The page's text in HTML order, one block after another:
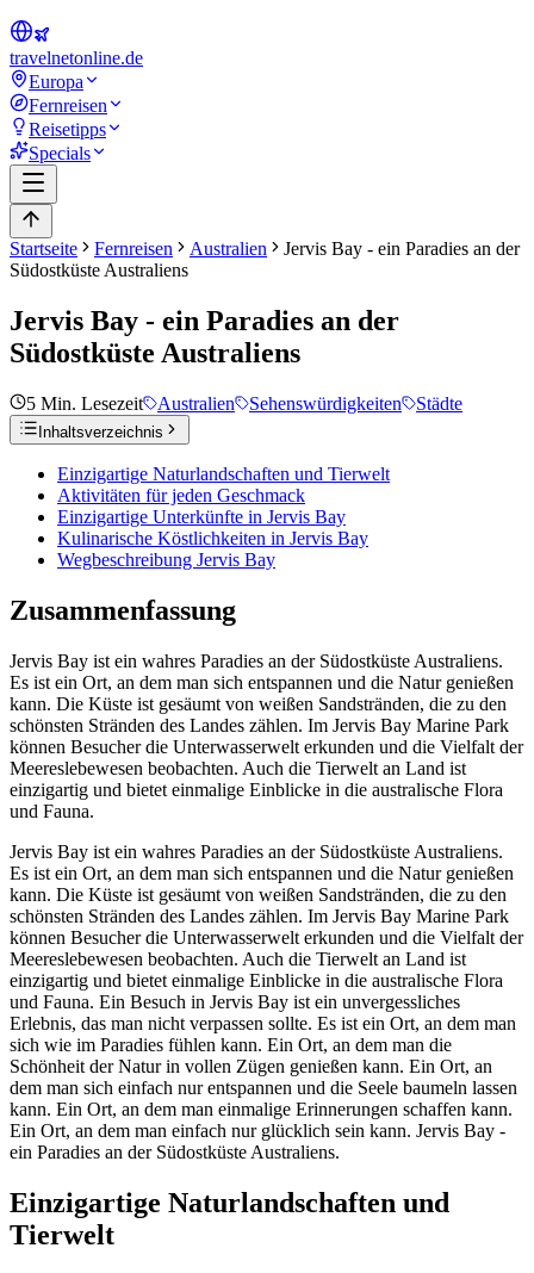
travelnetonline.de
Europa
Fernreisen
Reisetipps
Specials
Startseite Fernreisen Australien
Jervis Bay - ein Paradies an der
Südostküste Australiens
Jervis Bay - ein Paradies an der
Südostküste Australiens
5 Min. Lesezeit Australien Sehenswürdigkeiten Städte
Inhaltsverzeichnis
Einzigartige Naturlandschaften und Tierwelt
Aktivitäten für jeden Geschmack
Einzigartige Unterkünfte in Jervis Bay
Kulinarische Köstlichkeiten in Jervis Bay
Wegbeschreibung Jervis Bay
Zusammenfassung
Jervis Bay ist ein wahres Paradies an der Südostküste Australiens.
Es ist ein Ort, an dem man sich entspannen und die Natur genießen
kann. Die Küste ist gesäumt von weißen Sandstränden, die zu den
schönsten Stränden des Landes zählen. Im Jervis Bay Marine Park
können Besucher die Unterwasserwelt erkunden und die Vielfalt der
Meereslebewesen beobachten. Auch die Tierwelt an Land ist
einzigartig und bietet einmalige Einblicke in die australische Flora
und Fauna.
Jervis Bay ist ein wahres Paradies an der Südostküste Australiens.
Es ist ein Ort, an dem man sich entspannen und die Natur genießen
kann. Die Küste ist gesäumt von weißen Sandstränden, die zu den
schönsten Stränden des Landes zählen. Im Jervis Bay Marine Park
können Besucher die Unterwasserwelt erkunden und die Vielfalt der
Meereslebewesen beobachten. Auch die Tierwelt an Land ist
einzigartig und bietet einmalige Einblicke in die australische Flora
und Fauna. Ein Besuch in Jervis Bay ist ein unvergessliches
Erlebnis, das man nicht verpassen sollte. Es ist ein Ort, an dem man
sich wie im Paradies fühlen kann. Ein Ort, an dem man die
Schönheit der Natur in vollen Zügen genießen kann. Ein Ort, an
dem man sich einfach nur entspannen und die Seele baumeln lassen
kann. Ein Ort, an dem man einmalige Erinnerungen schaffen kann.
Ein Ort, an dem man einfach nur glücklich sein kann. Jervis Bay -
ein Paradies an der Südostküste Australiens.
Einzigartige Naturlandschaften und
Tierwelt